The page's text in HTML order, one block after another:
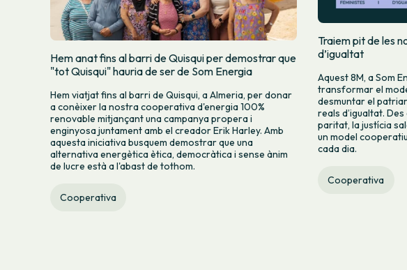
Hem anat fins al barri de Quisqui per demostrar que
"tot Quisqui" hauria de ser de Som Energia
Hem viatjat fins al barri de Quisqui, a Almeria, per donar
a conèixer la nostra cooperativa d'energia 100%
renovable mitjançant una campanya propera i
enginyosa juntament amb el creador Erik Harley. Amb
aquesta iniciativa busquem demostrar que una
alternativa energètica ètica, democràtica i sense ànim
de lucre està a l'abast de tothom.
Cooperativa
Traiem pit de les
d’igualtat
Aquest 8M, a Som
transformar el
desmuntar el
reals d’igualtat.
paritat, la justícia
un model
cada dia.
Cooperativa